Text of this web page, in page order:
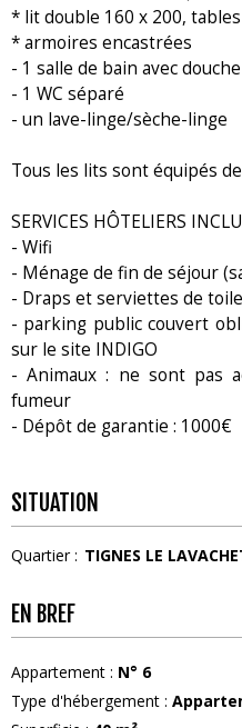
* lit double 160 x 200,
* armoires encastrées
- 1 salle de bain avec
- 1 WC séparé
- un lave-linge/sèche-linge
Tous les lits sont équipés
SERVICES HÔTELIERS
- Wifi
- Ménage de fin de séjour
- Draps et serviettes de
- parking public couvert
sur le site INDIGO
- Animaux : ne sont pas
fumeur
- Dépôt de garantie : 1000€
SITUATION
Quartier : TIGNES LE
EN BREF
Appartement : N° 6
Type d'hébergement :